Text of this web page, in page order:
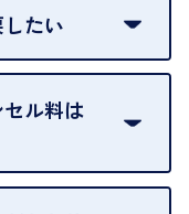
時にお越しくださ
声がけください。
ただきます。
たい
買い取ったお品物
買い戻しはできま
ル料は
金額にご納得いた